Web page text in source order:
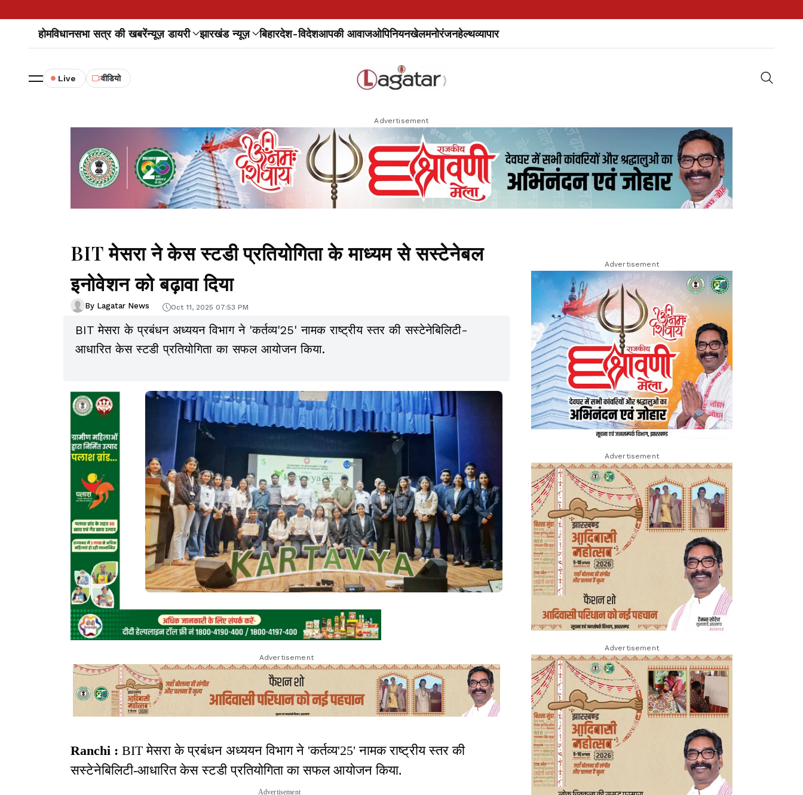
होमविधानसभा सत्र की खबरेंन्यूज़ डायरी झारखंड न्यूज़ बिहारदेश-विदेशआपकी आवाजओपिनियनखेलमनोरंजनहेल्थव्यापार
Live वीडियो
Advertisement
BIT मेसरा ने केस स्टडी प्रतियोगिता के माध्यम से सस्टेनेबल
इनोवेशन को बढ़ावा दिया
By Lagatar News Oct 11, 2025 07:53 PM
BIT मेसरा के प्रबंधन अध्ययन विभाग ने 'कर्तव्य'25' नामक राष्ट्रीय स्तर की सस्टेनेबिलिटी-
आधारित केस स्टडी प्रतियोगिता का सफल आयोजन किया.
Advertisement
Ranchi : BIT मेसरा के प्रबंधन अध्ययन विभाग ने 'कर्तव्य'25' नामक राष्ट्रीय स्तर की
सस्टेनेबिलिटी-आधारित केस स्टडी प्रतियोगिता का सफल आयोजन किया.
Advertisement
Advertisement
Advertisement
Advertisement